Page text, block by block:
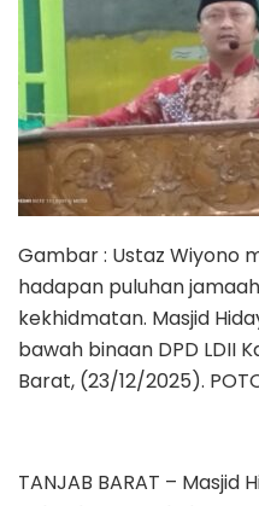
Gambar : Ustaz Wiyono
hadapan puluhan
kekhidmatan. Masjid
bawah binaan DPD LDII
Barat, (23/12/2025).
TANJAB BARAT –